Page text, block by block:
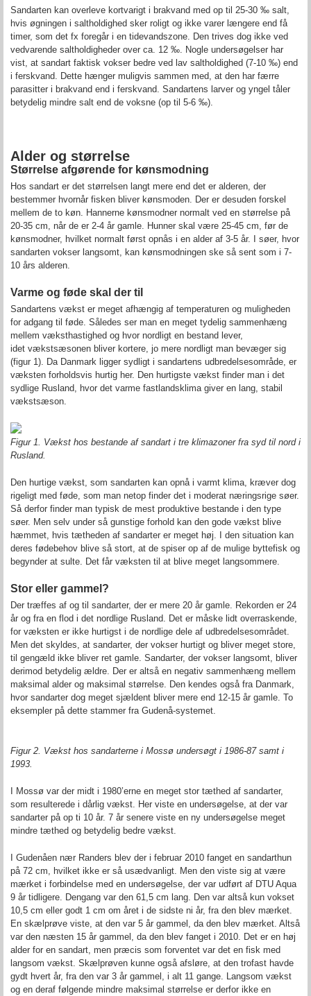
Sandarten kan overleve kortvarigt i brakvand med op til 25-30 ‰ salt,
hvis øgningen i saltholdighed sker roligt og ikke varer længere end få
timer, som det fx foregår i en tidevandszone. Den trives dog ikke ved
vedvarende saltholdigheder over ca. 12 ‰. Nogle undersøgelser har
vist, at sandart faktisk vokser bedre ved lav saltholdighed (7-10 ‰) end
i ferskvand. Dette hænger muligvis sammen med, at den har færre
parasitter i brakvand end i ferskvand. Sandartens larver og yngel tåler
betydelig mindre salt end de voksne (op til 5-6 ‰).
Alder og størrelse
Størrelse afgørende for kønsmodning
Hos sandart er det størrelsen langt mere end det er alderen, der
bestemmer hvornår fisken bliver kønsmoden. Der er desuden forskel
mellem de to køn. Hannerne kønsmodner normalt ved en størrelse på
20-35 cm, når de er 2-4 år gamle. Hunner skal være 25-45 cm, før de
kønsmodner, hvilket normalt først opnås i en alder af 3-5 år. I søer, hvor
sandarten vokser langsomt, kan kønsmodningen ske så sent som i 7-
10 års alderen.
Varme og føde skal der til
Sandartens vækst er meget afhængig af temperaturen og muligheden
for adgang til føde. Således ser man en meget tydelig sammenhæng
mellem væksthastighed og hvor nordligt en bestand lever,
idet vækstsæsonen bliver kortere, jo mere nordligt man bevæger sig
(figur 1). Da Danmark ligger sydligt i sandartens udbredelsesområde, er
væksten forholdsvis hurtig her. Den hurtigste vækst finder man i det
sydlige Rusland, hvor det varme fastlandsklima giver en lang, stabil
vækstsæson.
Figur 1. Vækst hos bestande af sandart i tre klimazoner fra syd til nord i
Rusland.
Den hurtige vækst, som sandarten kan opnå i varmt klima, kræver dog
rigeligt med føde, som man netop finder det i moderat næringsrige søer.
Så derfor finder man typisk de mest produktive bestande i den type
søer. Men selv under så gunstige forhold kan den gode vækst blive
hæmmet, hvis tætheden af sandarter er meget høj. I den situation kan
deres fødebehov blive så stort, at de spiser op af de mulige byttefisk og
begynder at sulte. Det får væksten til at blive meget langsommere.
Stor eller gammel?
Der træffes af og til sandarter, der er mere 20 år gamle. Rekorden er 24
år og fra en flod i det nordlige Rusland. Det er måske lidt overraskende,
for væksten er ikke hurtigst i de nordlige dele af udbredelsesområdet.
Men det skyldes, at sandarter, der vokser hurtigt og bliver meget store,
til gengæld ikke bliver ret gamle. Sandarter, der vokser langsomt, bliver
derimod betydelig ældre. Der er altså en negativ sammenhæng mellem
maksimal alder og maksimal størrelse. Den kendes også fra Danmark,
hvor sandarter dog meget sjældent bliver mere end 12-15 år gamle. To
eksempler på dette stammer fra Gudenå-systemet.
Figur 2. Vækst hos sandarterne i Mossø undersøgt i 1986-87 samt i
1993.
I Mossø var der midt i 1980’erne en meget stor tæthed af sandarter,
som resulterede i dårlig vækst. Her viste en undersøgelse, at der var
sandarter på op ti 10 år. 7 år senere viste en ny undersøgelse meget
mindre tæthed og betydelig bedre vækst.
I Gudenåen nær Randers blev der i februar 2010 fanget en sandarthun
på 72 cm, hvilket ikke er så usædvanligt. Men den viste sig at være
mærket i forbindelse med en undersøgelse, der var udført af DTU Aqua
9 år tidligere. Dengang var den 61,5 cm lang. Den var altså kun vokset
10,5 cm eller godt 1 cm om året i de sidste ni år, fra den blev mærket.
En skælprøve viste, at den var 5 år gammel, da den blev mærket. Altså
var den næsten 15 år gammel, da den blev fanget i 2010. Det er en høj
alder for en sandart, men præcis som forventet var det en fisk med
langsom vækst. Skælprøven kunne også afsløre, at den trofast havde
gydt hvert år, fra den var 3 år gammel, i alt 11 gange. Langsom vækst
og en deraf følgende mindre maksimal størrelse er derfor ikke en